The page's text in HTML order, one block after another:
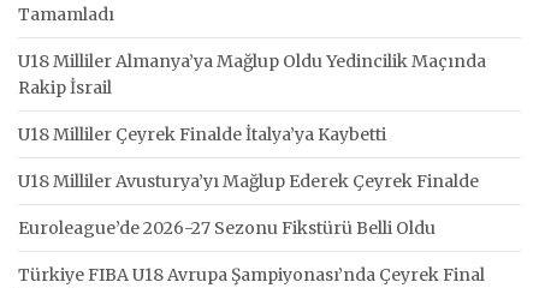
Tamamladı
U18 Milliler Almanya’ya Mağlup Oldu Yedincilik Maçında
Rakip İsrail
U18 Milliler Çeyrek Finalde İtalya’ya Kaybetti
U18 Milliler Avusturya’yı Mağlup Ederek Çeyrek Finalde
Euroleague’de 2026-27 Sezonu Fikstürü Belli Oldu
Türkiye FIBA U18 Avrupa Şampiyonası’nda Çeyrek Final